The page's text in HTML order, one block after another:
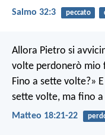
Salmo 32:3 peccato
Allora Pietro si
volte perdonerò mio
Fino a sette volte?»
sette volte, ma fino
Matteo 18:21-22